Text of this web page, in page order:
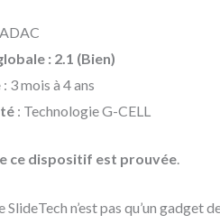
: 2.1 (Bien)
: 3 mois à 4 ans
: Technologie G-CELL
ce dispositif est prouvée.
SlideTech n’est pas qu’un